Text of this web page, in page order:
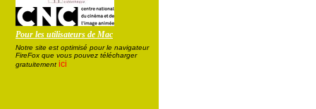
Pour les utilisateurs de Mac
Notre site est optimisé pour le navigateur
FireFox que vous pouvez télécharger
gratuitement ici